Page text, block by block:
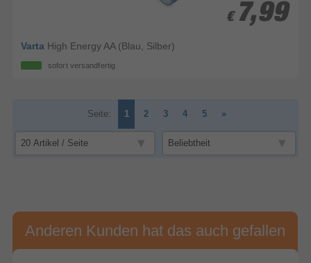
€ 7,99
€ 7,99
Varta High Energy AA (Blau, Silber)
sofort versandfertig
Seite: 1 2 3 4 5 »
Anderen Kunden hat das auch gefallen